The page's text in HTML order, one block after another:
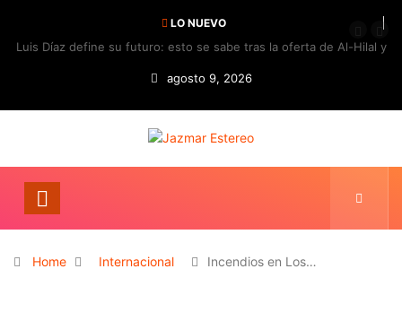
LO NUEVO
Luis Díaz define su futuro: esto se sabe tras la oferta de Al-Hilal y
la respuesta del Bayern
agosto 9, 2026
Home Internacional Incendios en Los…